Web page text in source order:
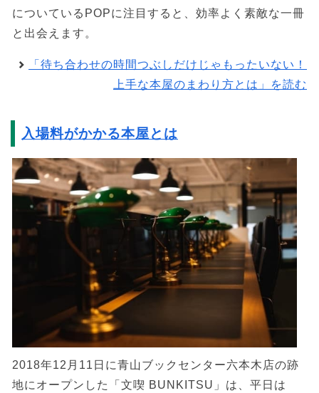
についているPOPに注目すると、効率よく素敵な一冊
と出会えます。
「待ち合わせの時間つぶしだけじゃもったいない！
上手な本屋のまわり方とは」を読む
入場料がかかる本屋とは
2018年12月11日に青山ブックセンター六本木店の跡
地にオープンした「文喫 BUNKITSU」は、平日は